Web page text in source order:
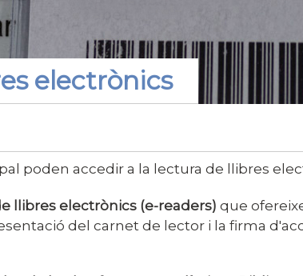
electrònics
poden accedir a la lectura de llibres
llibres electrònics (e-readers) que
del carnet de lector i la firma